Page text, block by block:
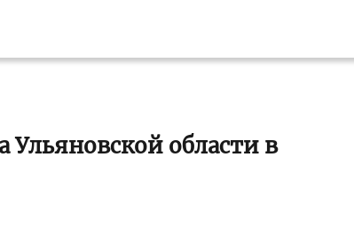
Ульяновской области в